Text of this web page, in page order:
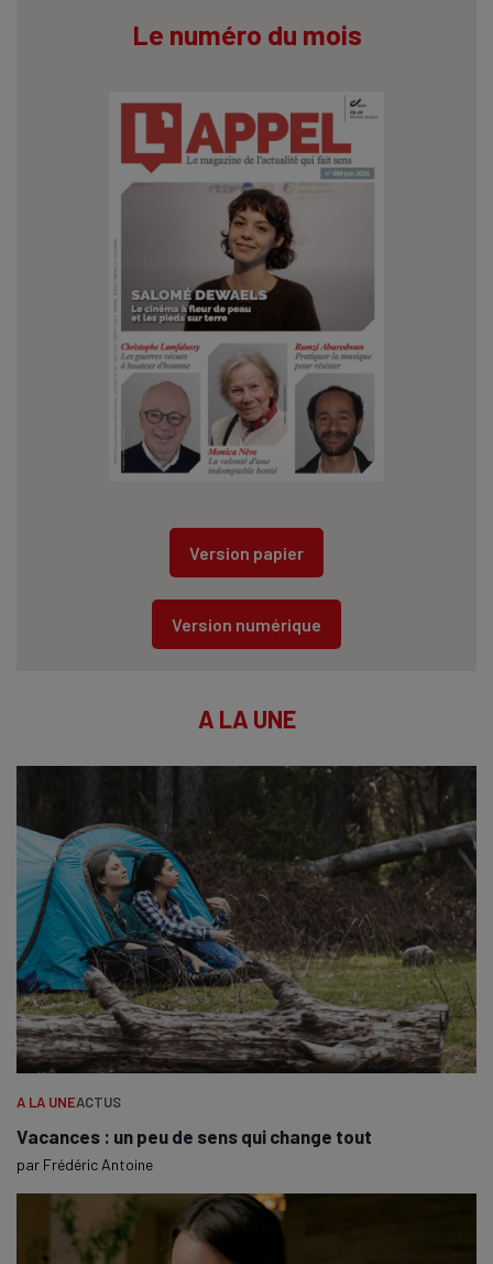
Le numéro du mois
Version papier
Version numérique
A LA UNE
A LA UNEACTUS
Vacances : un peu de sens qui change tout
par Frédéric Antoine